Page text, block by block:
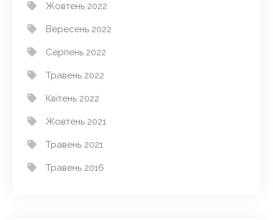
Жовтень 2022
Вересень 2022
Серпень 2022
Травень 2022
Квітень 2022
Жовтень 2021
Травень 2021
Травень 2016